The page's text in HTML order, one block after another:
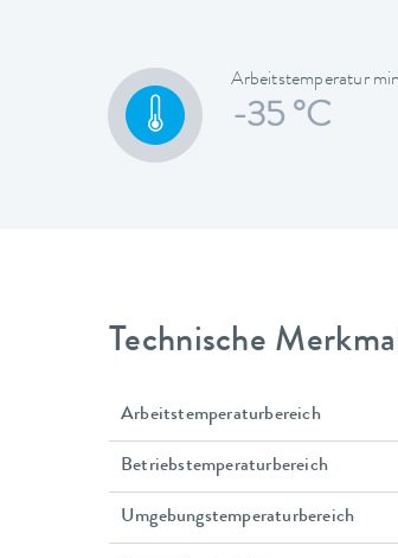
Arbeitstemperatur
-35 °C
Technische
Arbeitstemperaturbereich
Betriebstemperaturbereich
Umgebungstemperaturbereich